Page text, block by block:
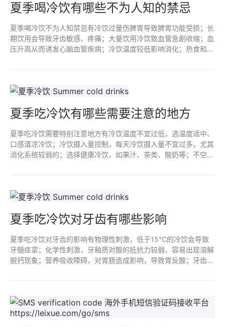
夏季喝冷饮有哪些不为人知的禁忌
夏季喝冷饮不为人知禁忌有冷饮过量伤脾胃导致脾胃功能受损；长
期饮用会导致牙齿敏感、疼痛；大量饮用冷饮致血管急剧收缩；血
压升高从而诱发心脑血管疾病；冷饮温度较低影响消化；热食和冷
夏季吃冷饮有哪些需要注意的地方
夏季吃冷饮需要特别注意地方有冷饮温度不宜过低，选温度适中、
口感清凉冷饮；冷饮摄入量控制，每天冷饮摄入量不宜过多，尤其
消化系统较弱的；选择健康冷饮，如果汁、茶类、酸奶等；不空腹
夏季吃冷饮对牙齿有哪些影响
夏季吃冷饮对牙齿的影响有物理性刺激，低于15℃的冷饮会导致
牙髓痉挛；化学性刺激，牙釉质对酸的抵抗力较弱，容易出现溶解
脱钙现象；营养吸收障碍，对胃肠造成影响，导致胃反酸；牙齿疼